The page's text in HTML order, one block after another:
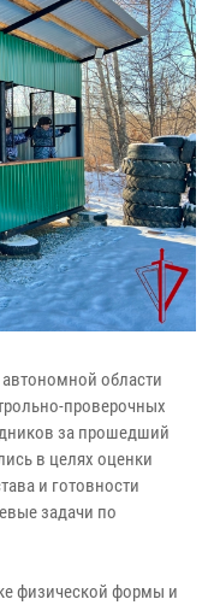
области
проверочных
за прошедший
в целях оценки
и готовности
задачи по
физической формы и